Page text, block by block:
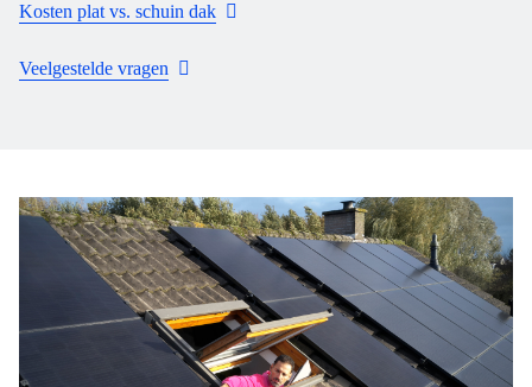
Kosten plat vs. schuin dak
Veelgestelde vragen